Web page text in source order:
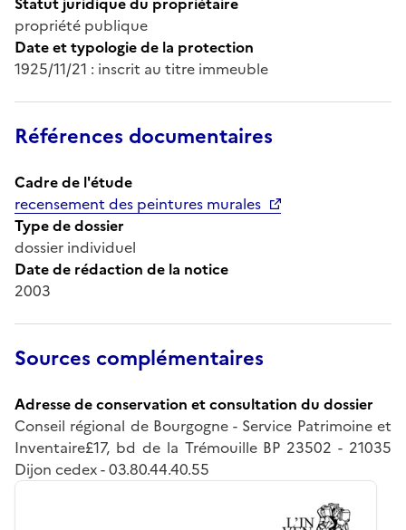
propriété publique
Date et typologie de la protection
1925/11/21 : inscrit au titre immeuble
Références documentaires
Cadre de l'étude
recensement des peintures murales
Type de dossier
dossier individuel
Date de rédaction de la notice
2003
Sources complémentaires
Adresse de conservation et consultation du dossier
Conseil régional de Bourgogne - Service Patrimoine et
Inventaire£17, bd de la Trémouille BP 23502 - 21035
Dijon cedex - 03.80.44.40.55